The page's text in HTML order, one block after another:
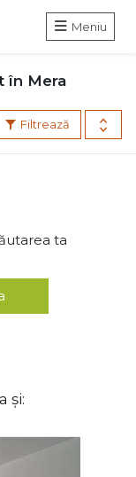
Meniu
în Mera
Filtrează
ta
și: